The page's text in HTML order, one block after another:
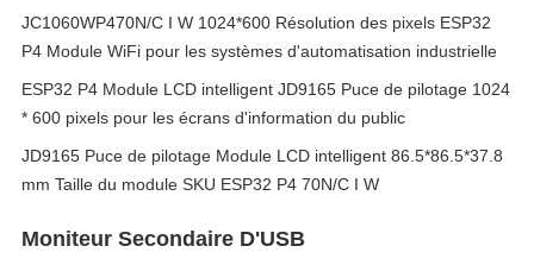
JC1060WP470N/C I W 1024*600 Résolution des pixels ESP32
P4 Module WiFi pour les systèmes d'automatisation industrielle
ESP32 P4 Module LCD intelligent JD9165 Puce de pilotage 1024
* 600 pixels pour les écrans d'information du public
JD9165 Puce de pilotage Module LCD intelligent 86.5*86.5*37.8
mm Taille du module SKU ESP32 P4 70N/C I W
Moniteur Secondaire D'USB